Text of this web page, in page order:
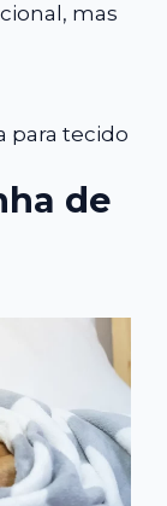
mas
para tecido
de